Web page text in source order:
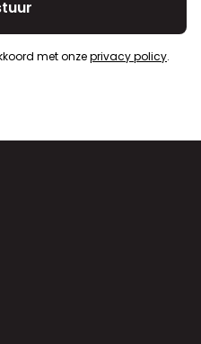
met onzeprivacy policy.